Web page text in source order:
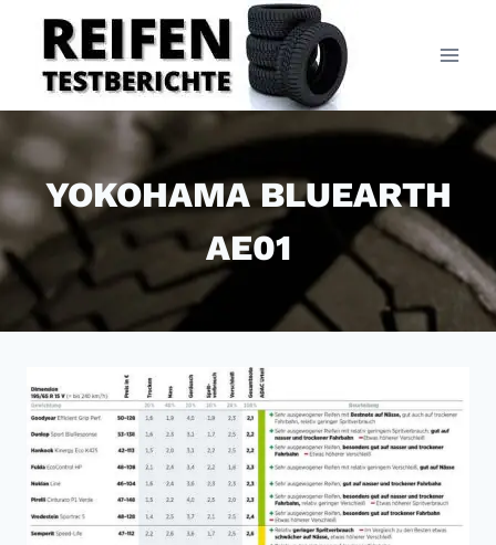
Inhalt
springen
YOKOHAMA BLUEARTH
AE01